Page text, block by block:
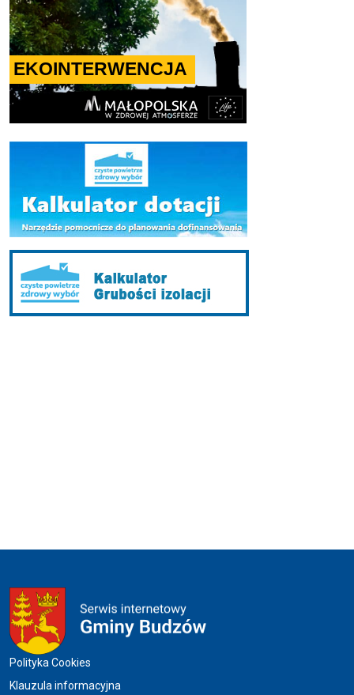
Menu w stopce
Polityka Cookies
Klauzula informacyjna